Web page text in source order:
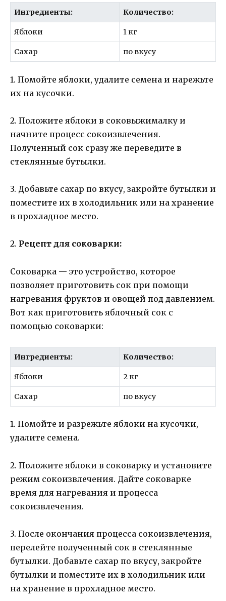
Ингредиенты: Количество:
Яблоки 1 кг
Сахар по вкусу
1. Помойте яблоки, удалите семена и нарежьте
их на кусочки.
2. Положите яблоки в соковыжималку и
начните процесс сокоизвлечения.
Полученный сок сразу же переведите в
стеклянные бутылки.
3. Добавьте сахар по вкусу, закройте бутылки и
поместите их в холодильник или на хранение
в прохладное место.
2. Рецепт для соковарки:
Соковарка — это устройство, которое
позволяет приготовить сок при помощи
нагревания фруктов и овощей под давлением.
Вот как приготовить яблочный сок с
помощью соковарки:
Ингредиенты: Количество:
Яблоки 2 кг
Сахар по вкусу
1. Помойте и разрежьте яблоки на кусочки,
удалите семена.
2. Положите яблоки в соковарку и установите
режим сокоизвлечения. Дайте соковарке
время для нагревания и процесса
сокоизвлечения.
3. После окончания процесса сокоизвлечения,
перелейте полученный сок в стеклянные
бутылки. Добавьте сахар по вкусу, закройте
бутылки и поместите их в холодильник или
на хранение в прохладное место.